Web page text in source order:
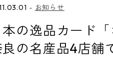
お知らせ
本の逸品カード
の名産品4店舗